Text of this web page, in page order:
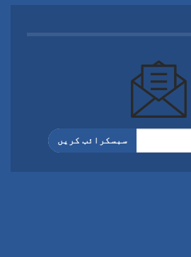
سبسکرائب کریں